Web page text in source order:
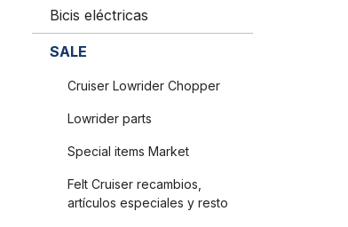
Bicis eléctricas
SALE
Cruiser Lowrider Chopper
Lowrider parts
Special items Market
Felt Cruiser recambios,
artículos especiales y resto